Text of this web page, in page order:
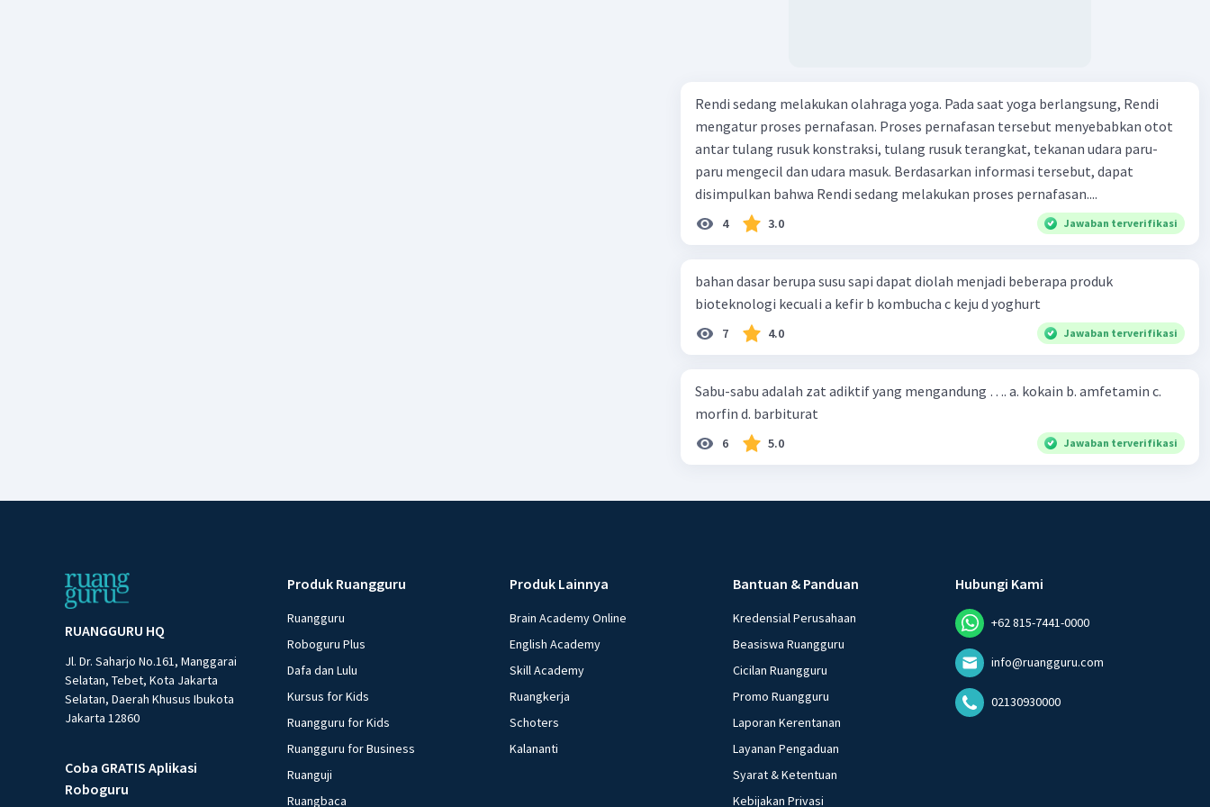
Rendi sedang melakukan olahraga yoga. Pada saat yoga berlangsung, Rendi
mengatur proses pernafasan. Proses pernafasan tersebut menyebabkan otot
antar tulang rusuk konstraksi, tulang rusuk terangkat, tekanan udara paru-
paru mengecil dan udara masuk. Berdasarkan informasi tersebut, dapat
disimpulkan bahwa Rendi sedang melakukan proses pernafasan....
4 3.0 Jawaban terverifikasi
bahan dasar berupa susu sapi dapat diolah menjadi beberapa produk
bioteknologi kecuali a kefir b kombucha c keju d yoghurt
7 4.0 Jawaban terverifikasi
Sabu-sabu adalah zat adiktif yang mengandung …. a. kokain b. amfetamin c.
morfin d. barbiturat
6 5.0 Jawaban terverifikasi
RUANGGURU HQ
Jl. Dr. Saharjo No.161, Manggarai
Selatan, Tebet, Kota Jakarta
Selatan, Daerah Khusus Ibukota
Jakarta 12860
Coba GRATIS Aplikasi
Roboguru
Produk Ruangguru
Ruangguru
Roboguru Plus
Dafa dan Lulu
Kursus for Kids
Ruangguru for Kids
Ruangguru for Business
Ruanguji
Ruangbaca
Produk Lainnya
Brain Academy Online
English Academy
Skill Academy
Ruangkerja
Schoters
Kalananti
Bantuan & Panduan
Kredensial Perusahaan
Beasiswa Ruangguru
Cicilan Ruangguru
Promo Ruangguru
Laporan Kerentanan
Layanan Pengaduan
Syarat & Ketentuan
Kebijakan Privasi
Hubungi Kami
+62 815-7441-0000
info@ruangguru.com
02130930000